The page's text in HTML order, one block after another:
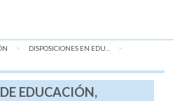
DISPOSICIONES EN EDU...
EDUCACIÓN,